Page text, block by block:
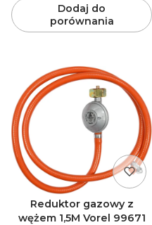
Dodaj do
porównania
Reduktor gazowy z
wężem 1,5M Vorel 99671